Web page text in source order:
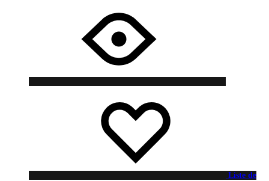
Liste de